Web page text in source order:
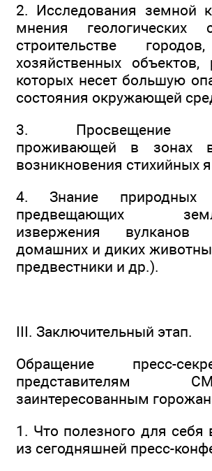
2. Исследования земной
мнения геологических
строительстве
хозяйственных объектов,
которых несет большую
состояния окружающей
3. Просвещение
проживающей в зонах
возникновения стихийных
4. Знание природных
предвещающих
извержения вулканов
домашних и диких
предвестники и др.).
III. Заключительный этап.
Обращение пресс-
заинтересованным
1. Что полезного для
из сегодняшней пресс-